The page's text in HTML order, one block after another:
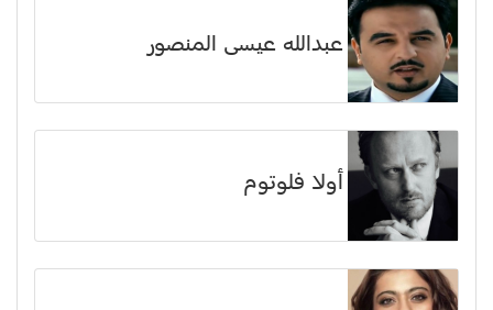
عبدالله عيسى المنصور
أولا فلوتوم